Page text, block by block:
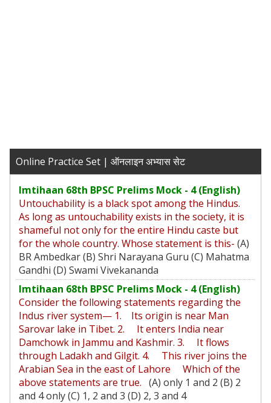
Online Practice Set | ऑनलाइन अभ्यास सेट
Imtihaan 68th BPSC Prelims Mock - 4 (English)
Untouchability is a black spot among the Hindus.
As long as untouchability exists in the society, it is
shameful not only for the entire Hindu caste but
for the whole country. Whose statement is this- (A)
BR Ambedkar (B) Shri Narayana Guru (C) Mahatma
Gandhi (D) Swami Vivekananda
Imtihaan 68th BPSC Prelims Mock - 4 (English)
Consider the following statements regarding the
Indus river system— 1. Its origin is near Man
Sarovar lake in Tibet. 2. It enters India near
Damchowk in Jammu and Kashmir. 3. It flows
through Ladakh and Gilgit. 4. This river joins the
Arabian Sea in the east of Lahore Which of the
above statements are true. (A) only 1 and 2 (B) 2
and 4 only (C) 1, 2 and 3 (D) 2, 3 and 4